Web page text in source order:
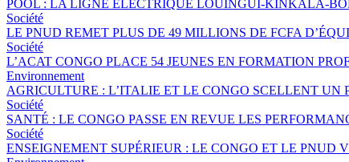
POOL : LA LIGNE ÉLECTRIQUE LOUINGUI-KINKALA-
Société
LE PNUD REMET PLUS DE 49 MILLIONS DE FCFA
Société
L’ACAT CONGO PLACE 54 JEUNES EN FORMATION
Environnement
AGRICULTURE : L’ITALIE ET LE CONGO SCELLENT
Société
SANTÉ : LE CONGO PASSE EN REVUE LES
Société
ENSEIGNEMENT SUPÉRIEUR : LE CONGO ET LE PNUD